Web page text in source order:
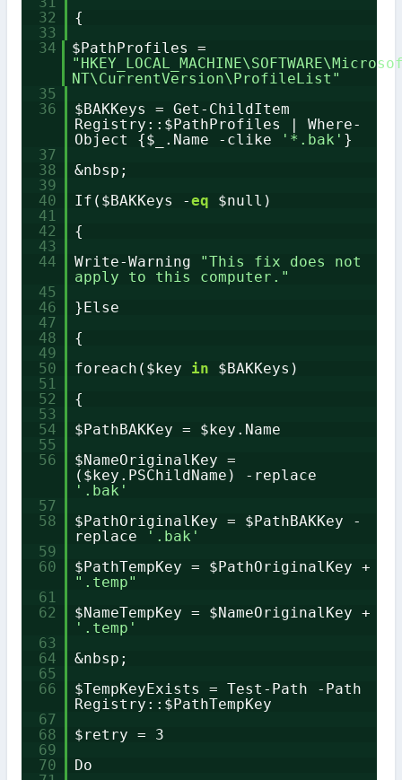
32
{
33
34
$PathProfiles =
NT\CurrentVersion\ProfileList"
35
36
$BAKKeys = Get-ChildItem
Registry::$PathProfiles | Where-
Object {$_.Name -clike
'*.bak' }
37
38
&nbsp;
39
40
If($BAKKeys -eq
$null)
41
42
{
43
44
Write-Warning
"This fix does not
apply to this computer."
45
46
}Else
47
48
{
49
50
foreach($key in
$BAKKeys)
51
52
{
53
54
$PathBAKKey = $key.Name
55
56
$NameOriginalKey =
($key.PSChildName) -replace
'.bak'
57
58
$PathOriginalKey = $PathBAKKey -
replace
'.bak'
59
60
$PathTempKey = $PathOriginalKey +
".temp"
61
62
$NameTempKey = $NameOriginalKey +
'.temp'
63
64
&nbsp;
65
66
$TempKeyExists = Test-Path -Path
Registry::$PathTempKey
67
68
$retry = 3
69
70
Do